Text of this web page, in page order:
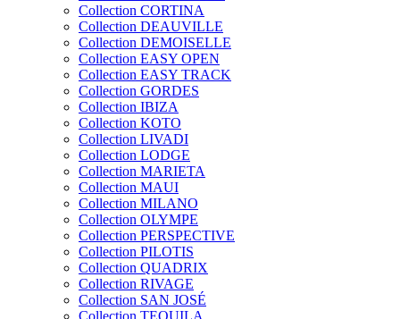
Collection CORTINA
Collection DEAUVILLE
Collection DEMOISELLE
Collection EASY OPEN
Collection EASY TRACK
Collection GORDES
Collection IBIZA
Collection KOTO
Collection LIVADI
Collection LODGE
Collection MARIETA
Collection MAUI
Collection MILANO
Collection OLYMPE
Collection PERSPECTIVE
Collection PILOTIS
Collection QUADRIX
Collection RIVAGE
Collection SAN JOSÉ
Collection TEQUILA